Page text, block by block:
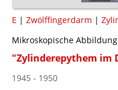
E | Zwölffingerdarm |
Mikroskopische
"Zylinderepythem im
1945 - 1950